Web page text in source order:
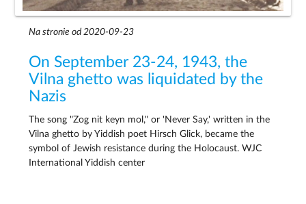
Na stronie od 2020-09-23
On September 23-24, 1943, the
Vilna ghetto was liquidated by the
Nazis
The song "Zog nit keyn mol," or 'Never Say,' written in the
Vilna ghetto by Yiddish poet Hirsch Glick, became the
symbol of Jewish resistance during the Holocaust. WJC
International Yiddish center